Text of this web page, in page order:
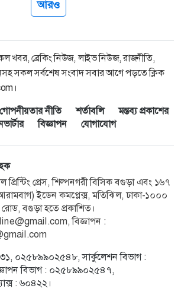
আরও
খবর, ব্রেকিং নিউজ, লাইভ নিউজ, রাজনীতি,
সকল সর্বশেষ সংবাদ সবার আগে পড়তে ক্লিক
গোপনীয়তার নীতি শর্তাবলি
মন্তব্য প্রকাশের
বিজ্ঞাপন যোগাযোগ
প্রিন্টিং প্রেস, শিল্পনগরী বিসিক বগুড়া এবং ১৬৭
ইডেন কমপ্লেক্স, মতিঝিল, ঢাকা-১০০০
বগুড়া হতে প্রকাশিত।
বিজ্ঞাপন :
০২৫৮৯৯০২৫৪৮, সার্কুলেশন বিভাগ :
বিভাগ : ০২৫৮৯৯০২৫৪৭,
: ৬০৪২২।